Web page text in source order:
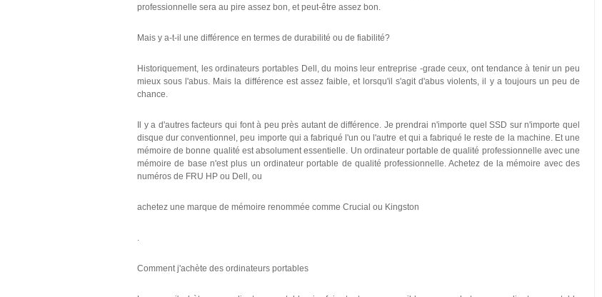
professionnelle sera au pire assez bon, et peut-être assez bon.
Mais y a-t-il une différence en termes de durabilité ou de fiabilité?
Historiquement, les ordinateurs portables Dell, du moins leur entreprise -grade ceux, ont tendance à tenir un peu
mieux sous l'abus. Mais la différence est assez faible, et lorsqu'il s'agit d'abus violents, il y a toujours un peu de
chance.
Il y a d'autres facteurs qui font à peu près autant de différence. Je prendrai n'importe quel SSD sur n'importe quel
disque dur conventionnel, peu importe qui a fabriqué l'un ou l'autre et qui a fabriqué le reste de la machine. Et une
mémoire de bonne qualité est absolument essentielle. Un ordinateur portable de qualité professionnelle avec une
mémoire de base n'est plus un ordinateur portable de qualité professionnelle. Achetez de la mémoire avec des
numéros de FRU HP ou Dell, ou
achetez une marque de mémoire renommée comme Crucial ou Kingston
.
Comment j'achète des ordinateurs portables